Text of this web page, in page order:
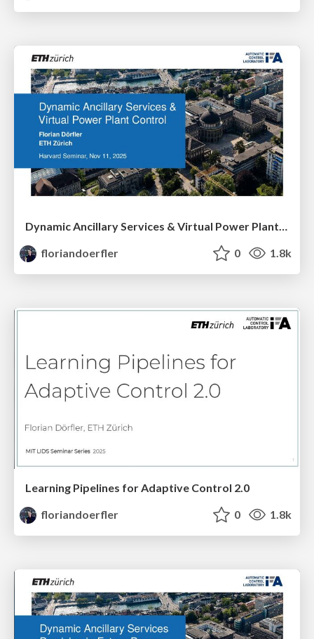
floriandoerfler
0 1.8k
Learning Pipelines for Adaptive Control 2.0
floriandoerfler
0 1.8k